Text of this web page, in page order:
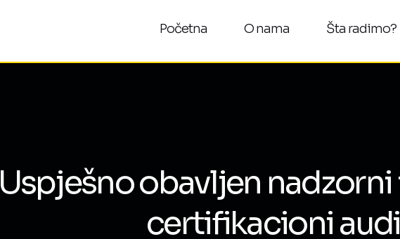
Početna O nama Šta radimo?
Uspješno obavljen
certifikacioni